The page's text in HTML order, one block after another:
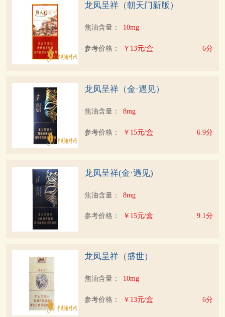
龙凤呈祥（朝天门新版）
焦油含量： 10mg
参考价格： ￥13元/盒 6分
龙凤呈祥（金·遇见）
焦油含量： 8mg
参考价格： ￥15元/盒 6.9分
龙凤呈祥(金·遇见)
焦油含量： 8mg
参考价格： ￥15元/盒 9.1分
龙凤呈祥（盛世）
焦油含量： 10mg
参考价格： ￥13元/盒 6分